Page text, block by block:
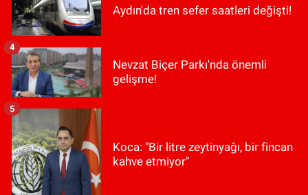
Aydın'da tren sefer saatleri değişti!
Nevzat Biçer Parkı'nda önemli
gelişme!
4
Koca: "Bir litre zeytinyağı, bir fincan
kahve etmiyor"
5